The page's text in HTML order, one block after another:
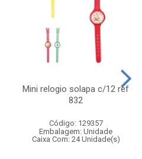
Mini relogio solapa c/12 ref
832
Código: 129357
Embalagem: Unidade
Caixa Com: 24 Unidade(s)